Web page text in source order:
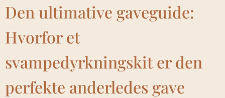
Den ultimative gaveguide:
Hvorfor et
svampedyrkningskit er den
perfekte anderledes gave